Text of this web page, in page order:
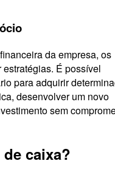
da empresa, os
É possível
para adquirir
desenvolver um novo
sem
caixa?